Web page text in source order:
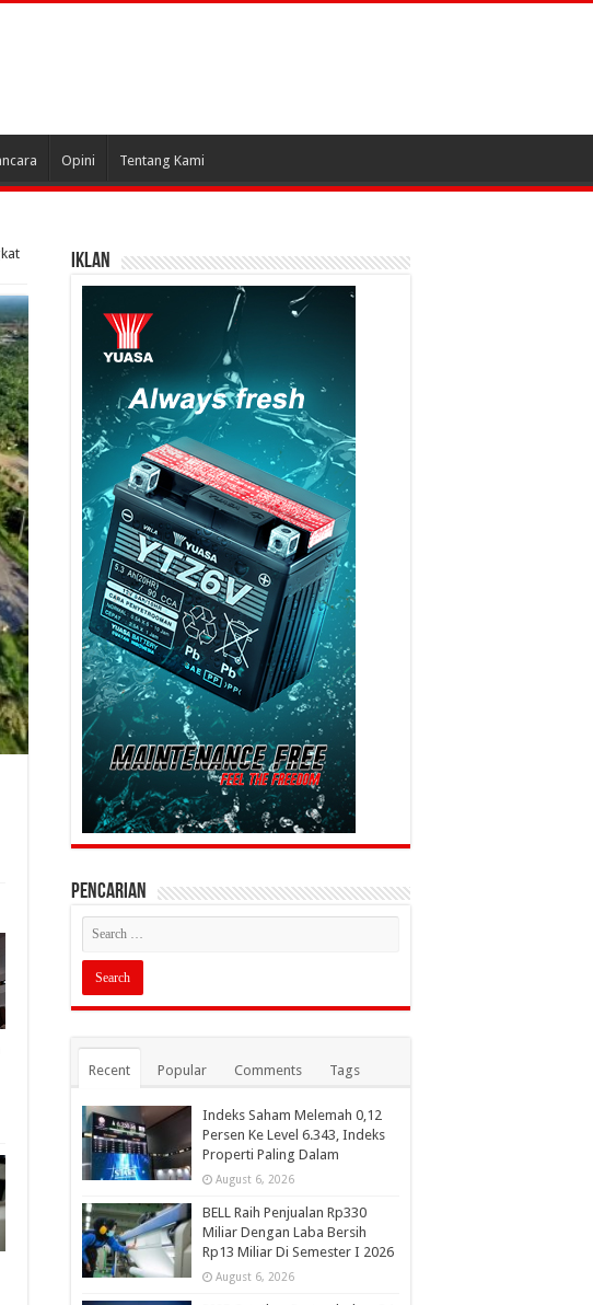
Opini Tentang Kami
IKLAN
PENCARIAN
Recent Popular Comments Tags
Indeks Saham Melemah 0,12
Persen Ke Level 6.343, Indeks
Properti Paling Dalam
August 6, 2026
BELL Raih Penjualan Rp330
Miliar Dengan Laba Bersih
Rp13 Miliar Di Semester I 2026
August 6, 2026